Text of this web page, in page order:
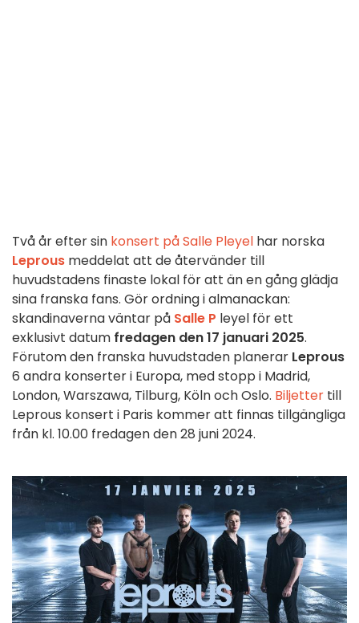
Två år efter sin konsert på Salle Pleyel har norska
Leprous meddelat att de återvänder till
huvudstadens finaste lokal för att än en gång glädja
sina franska fans. Gör ordning i almanackan:
skandinaverna väntar på Salle P leyel för ett
exklusivt datum fredagen den 17 januari 2025.
Förutom den franska huvudstaden planerar Leprous
6 andra konserter i Europa, med stopp i Madrid,
London, Warszawa, Tilburg, Köln och Oslo. Biljetter till
Leprous konsert i Paris kommer att finnas tillgängliga
från kl. 10.00 fredagen den 28 juni 2024.